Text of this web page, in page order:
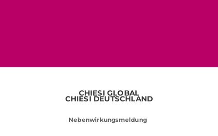
CHIESI GLOBAL
CHIESI DEUTSCHLAND
Nebenwirkungsmeldung